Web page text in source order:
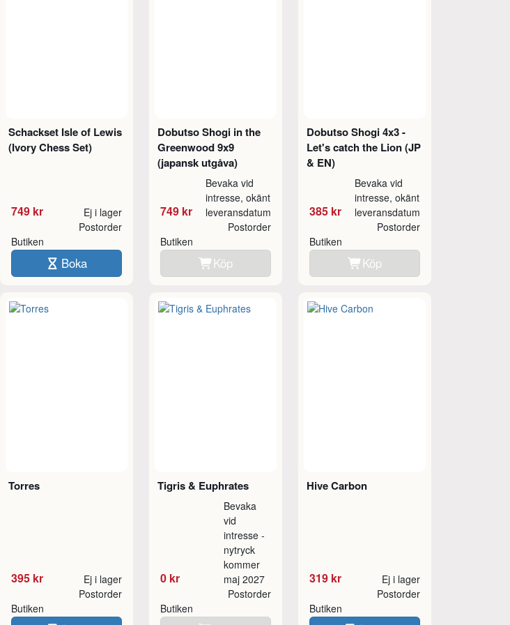
Schackset Isle of Lewis
(Ivory Chess Set)
749 kr Ej i lager
Butiken
Postorder
Boka
Dobutso Shogi in the
Greenwood 9x9
(japansk utgåva)
749 kr
Bevaka vid
intresse, okänt
leveransdatum
Butiken
Postorder
Köp
Dobutso Shogi 4x3 -
Let's catch the Lion (JP
& EN)
385 kr
Bevaka vid
intresse, okänt
leveransdatum
Butiken
Postorder
Köp
Torres
395 kr Ej i lager
Butiken
Postorder
Tigris & Euphrates
0 kr
Bevaka
vid
intresse -
nytryck
kommer
maj 2027
Butiken
Postorder
Hive Carbon
319 kr Ej i lager
Butiken
Postorder